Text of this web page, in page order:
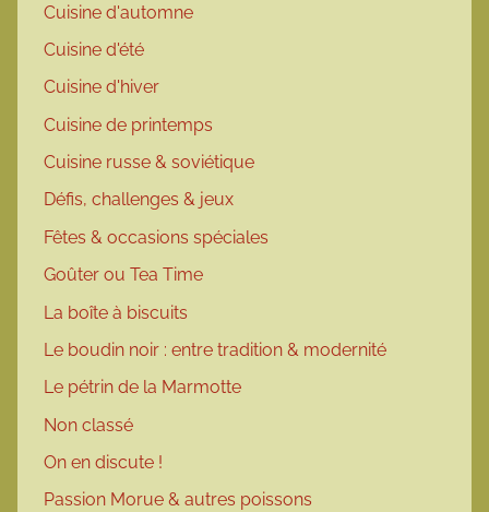
Cuisine d'automne
Cuisine d'été
Cuisine d'hiver
Cuisine de printemps
Cuisine russe & soviétique
Défis, challenges & jeux
Fêtes & occasions spéciales
Goûter ou Tea Time
La boîte à biscuits
Le boudin noir : entre tradition & modernité
Le pétrin de la Marmotte
Non classé
On en discute !
Passion Morue & autres poissons